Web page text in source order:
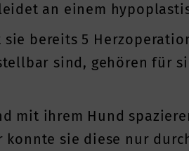
an einem
bereits 5
sind, gehören für
mit ihrem Hund
konnte sie diese nur